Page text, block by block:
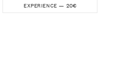
EXPERIENCE — 20€